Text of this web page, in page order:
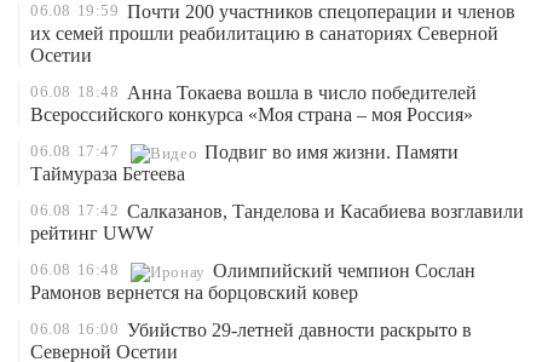
06.08 19:59 Почти 200 участников спецоперации и членов
их семей прошли реабилитацию в санаториях Северной
Осетии
06.08 18:48 Анна Токаева вошла в число победителей
Всероссийского конкурса «Моя страна – моя Россия»
06.08 17:47
Подвиг во имя жизни. Памяти
Таймураза Бетеева
06.08 17:42 Салказанов, Танделова и Касабиева возглавили
рейтинг UWW
06.08 16:48
Олимпийский чемпион Сослан
Рамонов вернется на борцовский ковер
06.08 16:00 Убийство 29-летней давности раскрыто в
Северной Осетии